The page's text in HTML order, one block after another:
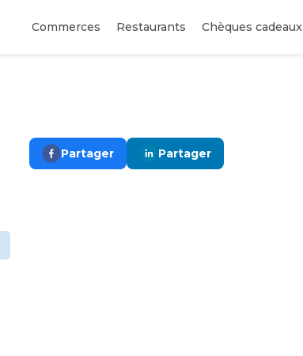
Commerces Restaurants Chèques cadeaux
Partager Partager